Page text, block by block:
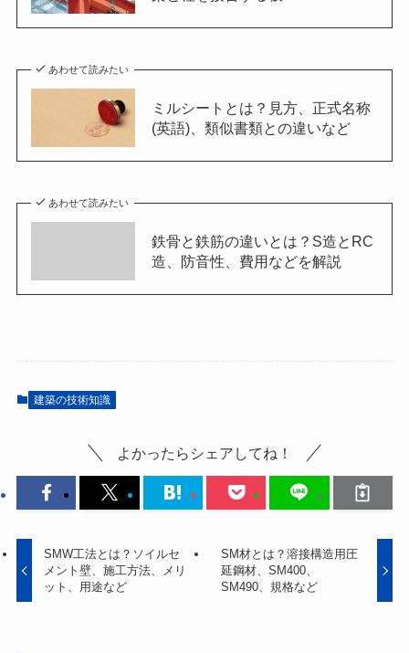
あわせて読みたい
ミルシートとは？見方、正式名称
(英語)、類似書類との違いなど
あわせて読みたい
鉄骨と鉄筋の違いとは？S造とRC
造、防音性、費用などを解説
建築の技術知識
よかったらシェアしてね！
SMW工法とは？ソイルセ
メント壁、施工方法、メリ
ット、用途など
SM材とは？溶接構造用圧
延鋼材、SM400、
SM490、規格など